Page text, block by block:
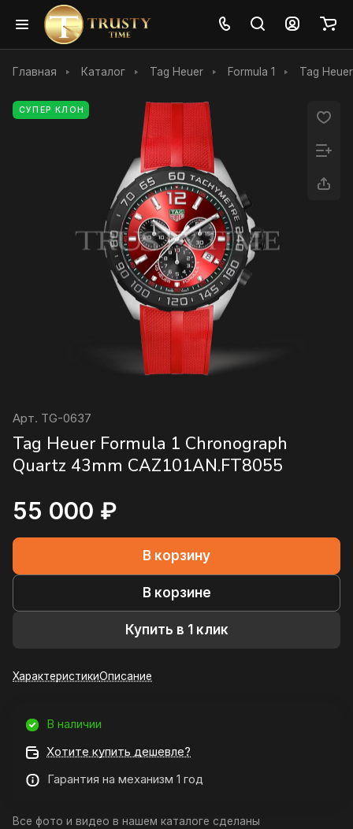
Главная Каталог Tag Heuer Formula 1 Tag
СУПЕР КЛОН
Арт. TG-0637
Tag Heuer Formula 1 Chronograph
Quartz 43mm CAZ101AN.FT8055
55 000 ₽
В корзину
В корзине
Купить в 1 клик
ХарактеристикиОписание
В наличии
Хотите купить дешевле?
Гарантия на механизм 1 год
Все фото и видео в нашем каталоге сделаны